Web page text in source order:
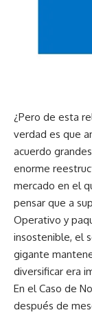
¿Pero de esta
verdad es que
acuerdo
enorme
mercado en el
pensar que a
Operativo y
insostenible, el
gigante
diversificar era
En el Caso de
después de